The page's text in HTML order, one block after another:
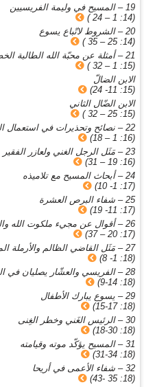
19 – المسيح في وليمة الفريسيين
(14: 1 – 24 )
20 – الشروط لاتّباع يسوع
(14: 25 – 35 )
21 – أمثلة عن محبّة الله الطالبة الخطاة
(15: 1 – 32 )
الابن الضالّ
(15: 11- 24)
الابن الضّال الثاني
(15: 25 – 32 )
22 – نصائح وتحذيرات في استعمال المال
(16: 1 – 18)
23 – مَثَل الرجل الغني ولعازر الفقير
(16: 19 – 31)
24 – أبحاث المسيح مع تلاميذه
(17: 1- 10)
25 – شفاء البرص العشرة
(17: 11- 19)
26 – أقوال عن مجيء ملكوت الله والمسيح الثاني
(17: 20 – 37)
27 – مَثَل القاضي الظالم والأرملة المحتاجة
(18: 1- 8)
28 – الفريسي والعشّار يصليان في الهيكل
(18: 9-14)
29 – يسوع يبارك الأطفال
(18: 15-17)
30 – الرئيس الغَني وخطر الغِنى
(18: 18-30)
31 – المسيح يؤكّد موته وقيامته
(18: 31-34)
32 – شفاء الأعمى في أريحا
(18: 35 -43)